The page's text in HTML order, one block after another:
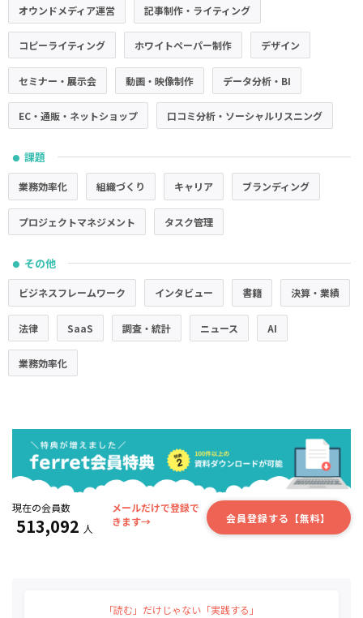
オウンドメディア運営 記事制作・ライティング
コピーライティング ホワイトペーパー制作 デザイン
セミナー・展示会 動画・映像制作 データ分析・BI
EC・通販・ネットショップ 口コミ分析・ソーシャルリスニング
● 課題
業務効率化 組織づくり キャリア ブランディング
プロジェクトマネジメント タスク管理
● その他
ビジネスフレームワーク インタビュー 書籍 決算・業績
法律 SaaS 調査・統計 ニュース AI
業務効率化
現在の会員数
513,092 人
メールだけで登録で
きます→
会員登録する【無料】
「読む」だけじゃない「実践する」